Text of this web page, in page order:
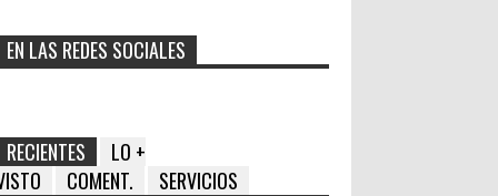
EN LAS REDES SOCIALES
RECIENTES
LO +
COMENT. SERVICIOS